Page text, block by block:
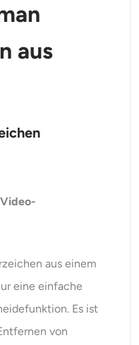
aus
aus einem
eine einfache
Es ist
von